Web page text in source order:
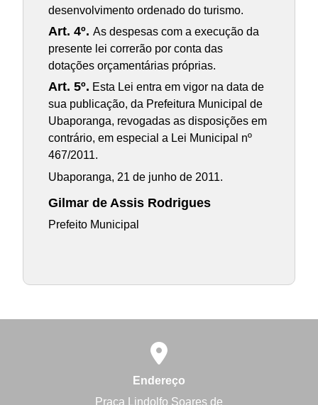
desenvolvimento ordenado do turismo.
Art. 4º.As despesas com a execução da
presente lei correrão por conta das
dotações orçamentárias próprias.
Art. 5º. Esta Lei entra em vigor na data de
sua publicação, da Prefeitura Municipal de
Ubaporanga, revogadas as disposições em
contrário, em especial a Lei Municipal nº
467/2011.
Ubaporanga, 21 de junho de 2011.
Gilmar de Assis Rodrigues
Prefeito Municipal
Endereço
Praça Lindolfo Soares de